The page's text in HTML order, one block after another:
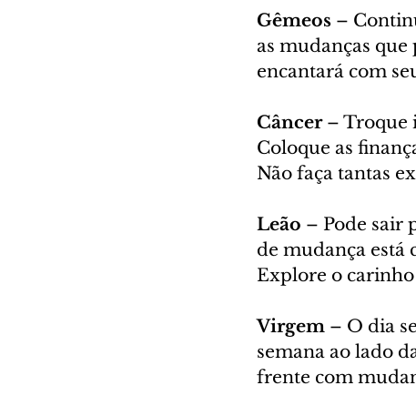
Gêmeos –
as mudanças
encantará com
Câncer – Troque
Coloque as
Não faça tantas
Leão – Pode sair
de mudança está
Explore o carinho
Virgem – O dia
semana ao lado
frente com